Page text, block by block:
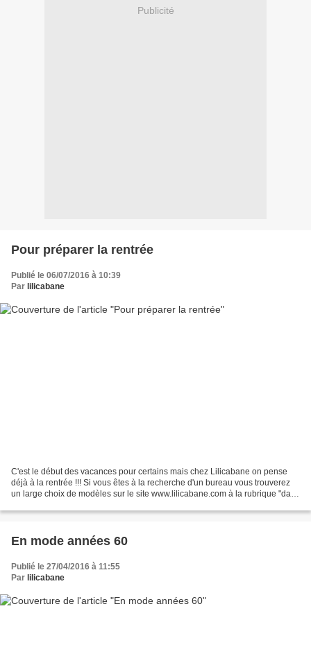
Publicité
Pour préparer la rentrée
Publié le 06/07/2016 à 10:39
Par lilicabane
C'est le début des vacances pour certains mais chez Lilicabane on pense
déjà à la rentrée !!! Si vous êtes à la recherche d'un bureau vous trouverez
un large choix de modèles sur le site www.lilicabane.com à la rubrique "dans
En mode années 60
Publié le 27/04/2016 à 11:55
Par lilicabane